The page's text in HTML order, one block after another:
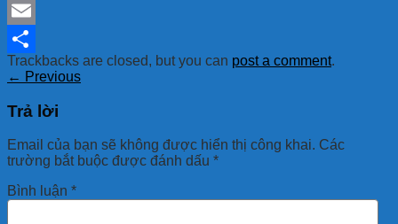
Mastodon
Email
Share
Trackbacks are closed, but you can post a comment.
← Previous
Trả lời
Email của bạn sẽ không được hiển thị công khai. Các
trường bắt buộc được đánh dấu *
Bình luận *